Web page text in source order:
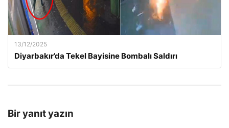
13/12/2025
Diyarbakır’da Tekel Bayisine Bombalı Saldırı
Bir yanıt yazın